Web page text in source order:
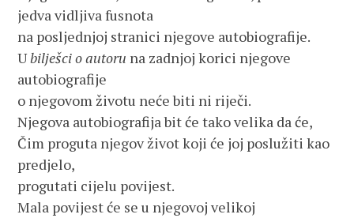
jedva vidljiva fusnota
na posljednjoj stranici njegove autobiografije.
Ubilješci o autoru na zadnjoj korici njegove
autobiografije
o njegovom životu neće biti ni riječi.
Njegova autobiografija bit će tako velika da će,
Čim proguta njegov život koji će joj poslužiti kao
predjelo,
progutati cijelu povijest.
Mala povijest će se u njegovoj velikoj